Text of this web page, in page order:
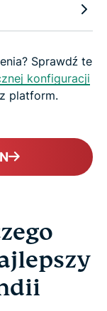
Sprawdź te
konfiguracji
platform.